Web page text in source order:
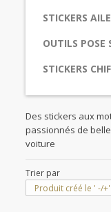
STICKERS
OUTILS POSE
STICKERS
Des stickers aux
passionnés de
voiture
Trier par
Produit créé le ' -/+'